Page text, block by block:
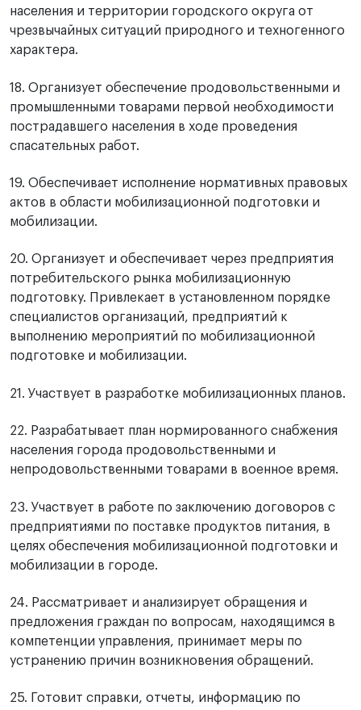
населения и территории городского округа от
чрезвычайных ситуаций природного и техногенного
характера.
18. Организует обеспечение продовольственными и
промышленными товарами первой необходимости
пострадавшего населения в ходе проведения
спасательных работ.
19. Обеспечивает исполнение нормативных правовых
актов в области мобилизационной подготовки и
мобилизации.
20. Организует и обеспечивает через предприятия
потребительского рынка мобилизационную
подготовку. Привлекает в установленном порядке
специалистов организаций, предприятий к
выполнению мероприятий по мобилизационной
подготовке и мобилизации.
21. Участвует в разработке мобилизационных планов.
22. Разрабатывает план нормированного снабжения
населения города продовольственными и
непродовольственными товарами в военное время.
23. Участвует в работе по заключению договоров с
предприятиями по поставке продуктов питания, в
целях обеспечения мобилизационной подготовки и
мобилизации в городе.
24. Рассматривает и анализирует обращения и
предложения граждан по вопросам, находящимся в
компетенции управления, принимает меры по
устранению причин возникновения обращений.
25. Готовит справки, отчеты, информацию по